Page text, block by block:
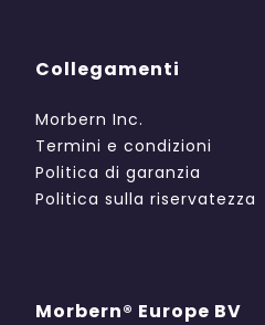
Collegamenti
Morbern Inc.
Termini e condizioni
Politica di garanzia
Politica sulla riservatezza
Morbern® Europe BV